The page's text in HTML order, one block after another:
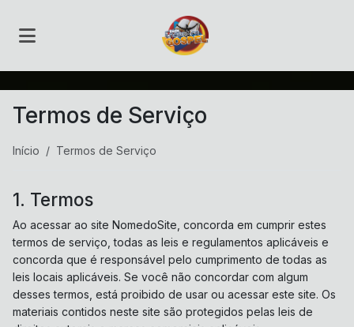
Termos de Serviço
Início Termos de Serviço
1. Termos
Ao acessar ao site NomedoSite, concorda em cumprir estes
termos de serviço, todas as leis e regulamentos aplicáveis ​​e
concorda que é responsável pelo cumprimento de todas as
leis locais aplicáveis. Se você não concordar com algum
desses termos, está proibido de usar ou acessar este site. Os
materiais contidos neste site são protegidos pelas leis de